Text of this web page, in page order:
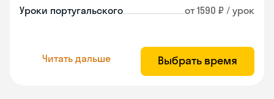
Уроки португальского от 1590 ₽ / урок
Читать дальше Выбрать время